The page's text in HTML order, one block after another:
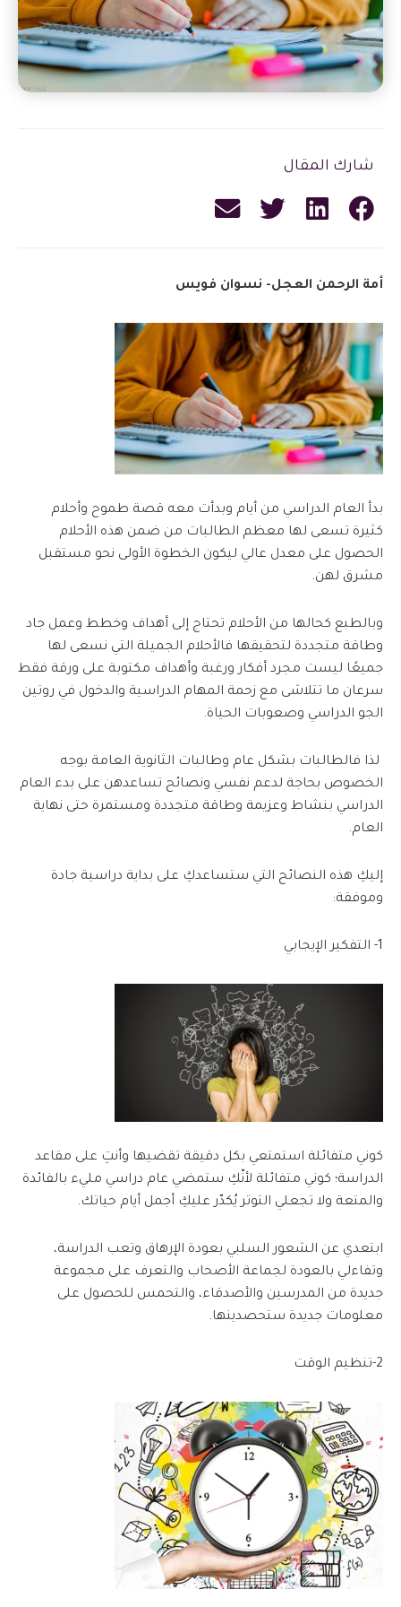
شارك المقال
أمة الرحمن العجل- نسوان فويس
بدأ العام الدراسي من أيام وبدأت معه قصة طموح وأحلام
كثيرة تسعى لها معظم الطالبات من ضمن هذه الأحلام
الحصول على معدل عالي ليكون الخطوة الأولى نحو مستقبل
مشرق لهن.
وبالطبع كحالها من الأحلام تحتاج إلى أهداف وخطط وعمل جاد
وطاقة متجددة لتحقيقها فالأحلام الجميلة التي نسعى لها
جميعًا ليست مجرد أفكار ورغبة وأهداف مكتوبة على ورقة فقط
سرعان ما تتلاشى مع زحمة المهام الدراسية والدخول في روتين
الجو الدراسي وصعوبات الحياة.
لذا فالطالبات بشكل عام وطالبات الثانوية العامة بوجه
الخصوص بحاجة لدعم نفسي ونصائح تساعدهن على بدء العام
الدراسي بنشاط وعزيمة وطاقة متجددة ومستمرة حتى نهاية
العام.
إليكِ هذه النصائح التي ستساعدكِ على بداية دراسية جادة
وموفقة:
1- التفكير الإيجابي
كوني متفائلة استمتعي بكل دقيقة تقضيها وأنتِ على مقاعد
الدراسة؛ كوني متفائلة لأنّكِ ستمضي عام دراسي مليء بالفائدة
والمتعة ولا تجعلي التوتر يُكدّر عليكِ أجمل أيام حياتك.
ابتعدي عن الشعور السلبي بعودة الإرهاق وتعب الدراسة،
وتفاءلي بالعودة لجماعة الأصحاب والتعرف على مجموعة
جديدة من المدرسين والأصدقاء، والتحمس للحصول على
معلومات جديدة ستحصدينها.
2-تنظيم الوقت